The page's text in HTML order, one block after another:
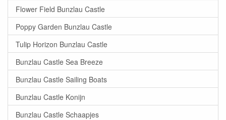
Flower Field Bunzlau Castle
Poppy Garden Bunzlau Castle
Tulip Horizon Bunzlau Castle
Bunzlau Castle Sea Breeze
Bunzlau Castle Sailing Boats
Bunzlau Castle Konijn
Bunzlau Castle Schaapjes